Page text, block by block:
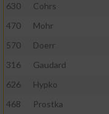
630
Cohrs
470
Mohr
570
Doerr
316
Gaudard
626
Hypko
468
Prostka